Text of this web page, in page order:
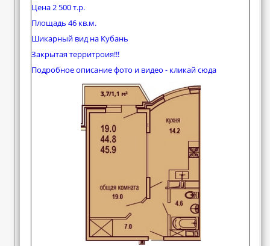
Цена 2 500 т.р.
Площадь 46 кв.м.
Шикарный вид на Кубань
Закрытая территроия!!!
Подробное описание фото и видео - кликай сюда